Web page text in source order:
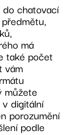
chatovací
má
také počet
vám
můžete
digitální
porozumění
podle